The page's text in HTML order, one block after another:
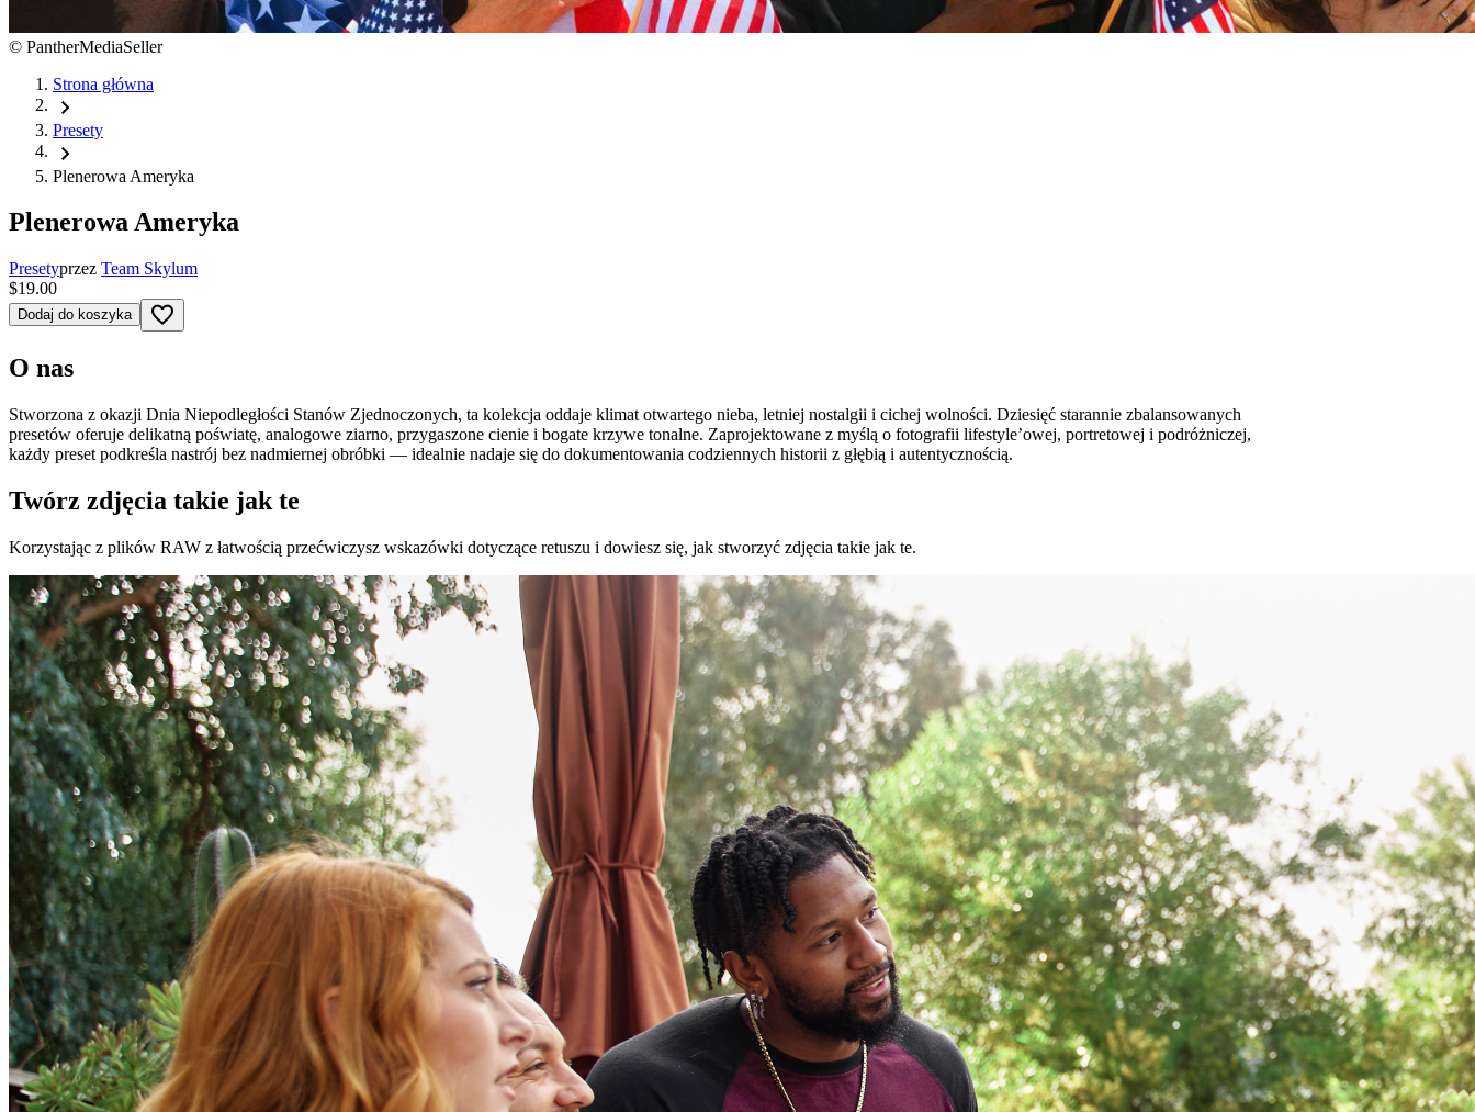
© PantherMediaSeller
Strona główna
chevron_right
Presety
chevron_right
Plenerowa Ameryka
Plenerowa Ameryka
Presetyprzez Team Skylum
$19.00
Dodaj do koszyka favorite_border
O nas
Stworzona z okazji Dnia Niepodległości Stanów Zjednoczonych, ta kolekcja oddaje klimat otwartego nieba, letniej nostalgii i cichej wolności. Dziesięć starannie zbalansowanych
presetów oferuje delikatną poświatę, analogowe ziarno, przygaszone cienie i bogate krzywe tonalne. Zaprojektowane z myślą o fotografii lifestyle’owej, portretowej i podróżniczej,
każdy preset podkreśla nastrój bez nadmiernej obróbki — idealnie nadaje się do dokumentowania codziennych historii z głębią i autentycznością.
Twórz zdjęcia takie jak te
Korzystając z plików RAW z łatwością przećwiczysz wskazówki dotyczące retuszu i dowiesz się, jak stworzyć zdjęcia takie jak te.